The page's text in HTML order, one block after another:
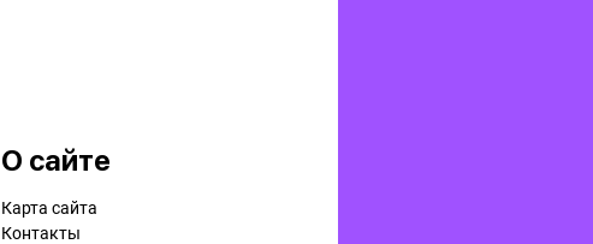
О сайте
Карта сайта
Контакты